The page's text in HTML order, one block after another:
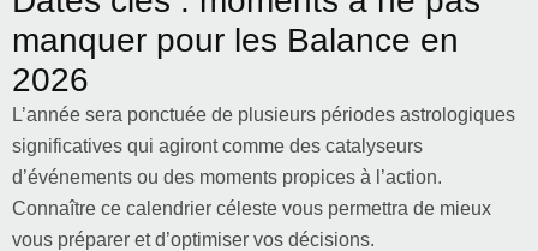
manquer pour les Balance en
2026
L’année sera ponctuée de plusieurs périodes astrologiques
significatives qui agiront comme des catalyseurs
d’événements ou des moments propices à l’action.
Connaître ce calendrier céleste vous permettra de mieux
vous préparer et d’optimiser vos décisions.